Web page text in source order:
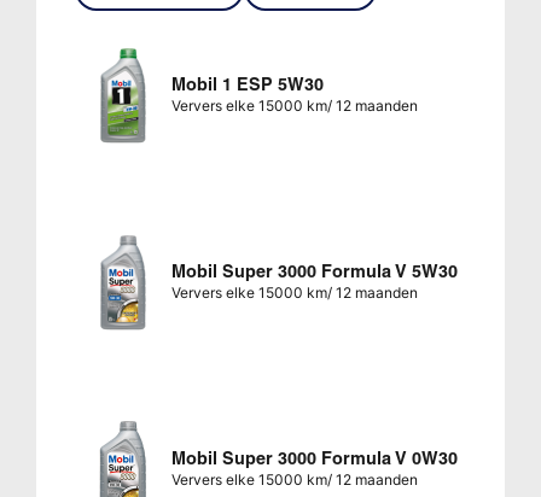
Mobil 1 ESP 5W30
Ververs elke 15000 km/ 12 maanden
Mobil Super 3000 Formula V 5W30
Ververs elke 15000 km/ 12 maanden
Mobil Super 3000 Formula V 0W30
Ververs elke 15000 km/ 12 maanden